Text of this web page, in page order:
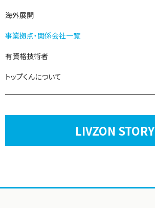
海外展開
事業拠点・関係会社一覧
有資格技術者
トップくんについて
LIVZON STORY